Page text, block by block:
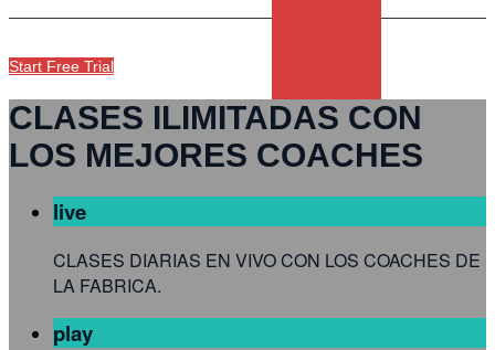
Start Free Trial
CLASES ILIMITADAS CON
LOS MEJORES COACHES
live
CLASES DIARIAS EN VIVO CON LOS COACHES DE
LA FABRICA.
play